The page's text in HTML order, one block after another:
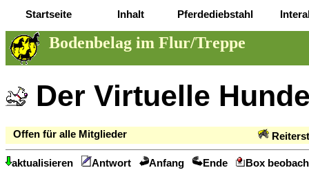
Startseite Inhalt Pferdediebstahl
Bodenbelag im Flur/Treppe
Der Virtuelle
Offen für alle Mitglieder
aktualisieren Antwort Anfang Ende Box